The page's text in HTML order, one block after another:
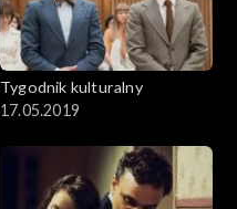
Tygodnik kulturalny
17.05.2019